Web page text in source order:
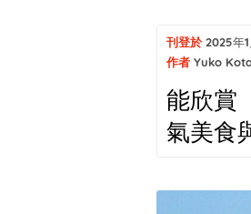
刊登於 2025年1
作者 Yuko
能欣賞
氣美食